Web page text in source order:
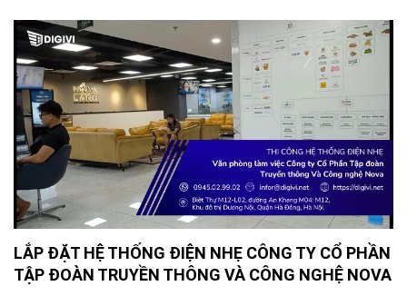
LẮP ĐẶT HỆ THỐNG ĐIỆN NHẸ CÔNG TY CỔ PHẦN
TẬP ĐOÀN TRUYỀN THÔNG VÀ CÔNG NGHỆ NOVA